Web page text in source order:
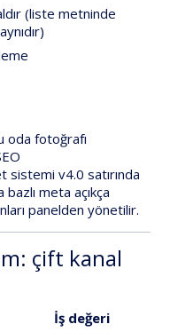
(liste metninde
oda fotoğrafı
sistemi v4.0 satırında
bazlı meta açıkça
panelden yönetilir.
çift kanal
İş değeri